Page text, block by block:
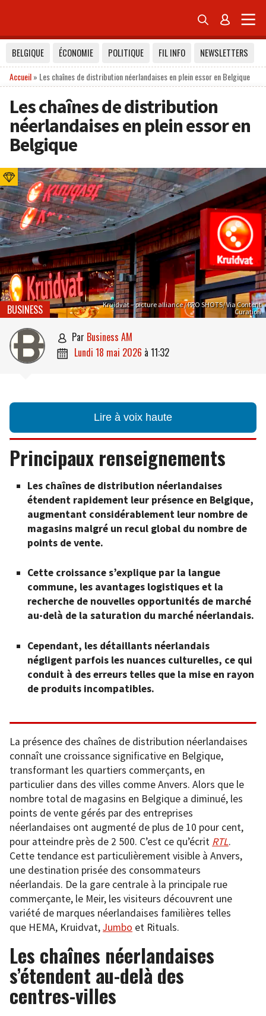
 
BELGIQUE ÉCONOMIE POLITIQUE FIL INFO
NEWSLETTERS
Accueil» Les chaînes de distribution néerlandaises en plein essor en Belgique
Les chaînes de distribution
néerlandaises en plein essor en
Belgique
Kruidvat – picture alliance / PRO SHOTS/ Via Content
Curation
BUSINESS
 par Business AM
 lundi 18 mai 2026 à 11:32
Lire à voix haute
Principaux renseignements
Les chaînes de distribution néerlandaises
étendent rapidement leur présence en Belgique,
augmentant considérablement leur nombre de
magasins malgré un recul global du nombre de
points de vente.
Cette croissance s’explique par la langue
commune, les avantages logistiques et la
recherche de nouvelles opportunités de marché
au-delà de la saturation du marché néerlandais.
Cependant, les détaillants néerlandais
négligent parfois les nuances culturelles, ce qui
conduit à des erreurs telles que la mise en rayon
de produits incompatibles.
La présence des chaînes de distribution néerlandaises
connaît une croissance significative en Belgique,
transformant les quartiers commerçants, en
particulier dans des villes comme Anvers. Alors que le
nombre total de magasins en Belgique a diminué, les
points de vente gérés par des entreprises
néerlandaises ont augmenté de plus de 10 pour cent,
pour atteindre près de 2 500. C’est ce qu’écrit RTL.
Cette tendance est particulièrement visible à Anvers,
une destination prisée des consommateurs
néerlandais. De la gare centrale à la principale rue
commerçante, le Meir, les visiteurs découvrent une
variété de marques néerlandaises familières telles
que HEMA, Kruidvat,Jumbo et Rituals.
Les chaînes néerlandaises
s’étendent au-delà des
centres-villes